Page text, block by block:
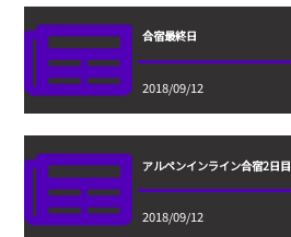
合宿最終日
2018/09/12
アルペンインライン合宿2日目
2018/09/12